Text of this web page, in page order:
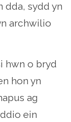
dda, sydd yn
archwilio
hwn o bryd
hon yn
ag
ein